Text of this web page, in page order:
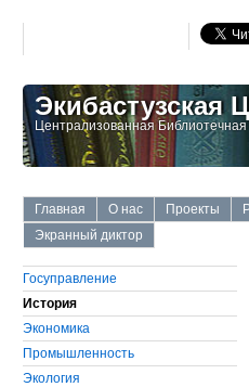
Экибастузская
Централизованная
Главная О нас Проекты
Экранный диктор
Госуправление
История
Экономика
Промышленность
Экология